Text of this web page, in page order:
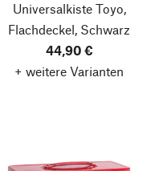
Universalkiste Toyo,
Flachdeckel, Schwarz
44,90 €
+ weitere Varianten